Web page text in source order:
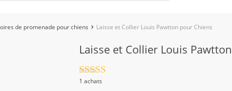
de promenade pour chiens Laisse et Collier Louis Pawtton pour Chiens
Laisse et Collier Louis
Note4.5
1 achats